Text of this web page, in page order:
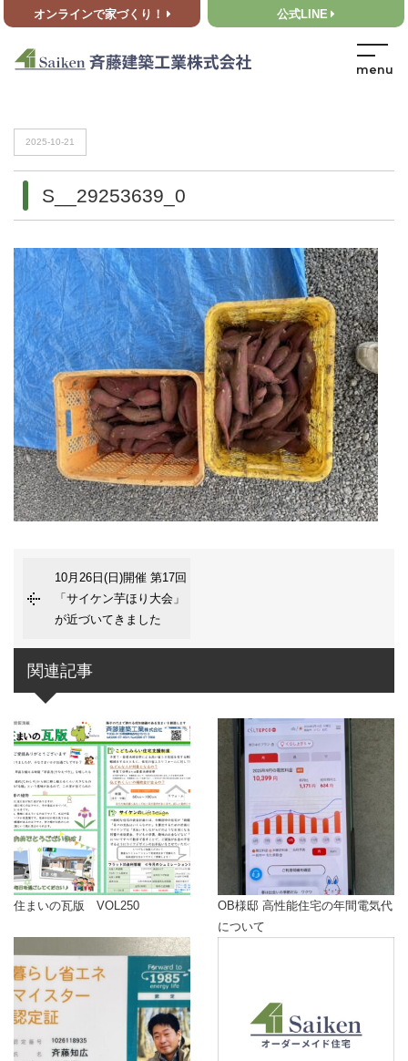
オンラインで家づくり！ 公式LINE
HOME>S__29253639_0
2025-10-21
S__29253639_0
10月26日(日)開催 第17回
「サイケン芋ほり大会」
が近づいてきました
関連記事
住まいの瓦版 VOL250
OB様邸 高性能住宅の年間電気代
について